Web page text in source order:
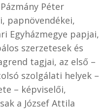
Péter
papnövendékei,
Egyházmegye papjai,
szerzetesek és
tagjai, az első –
szolgálati helyek –
– képviselői,
a József Attila